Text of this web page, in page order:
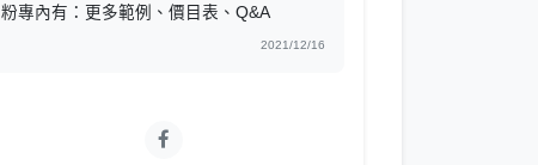
粉專內有：更多範例、價目表、Q&A
2021/12/16